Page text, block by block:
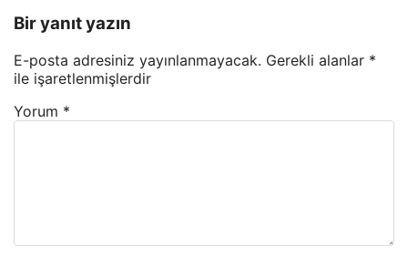
Bir yanıt yazın
E-posta adresiniz yayınlanmayacak. Gerekli alanlar *
ile işaretlenmişlerdir
Yorum *